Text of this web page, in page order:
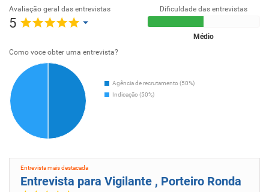
Avaliação geral das entrevistas
5
Dificuldade das entrevistas
Médio
Como voce obter uma entrevista?
Agência de recrutamento (50%)
Indicação (50%)
Entrevista mais destacada
Entrevista para Vigilante , Porteiro Ronda